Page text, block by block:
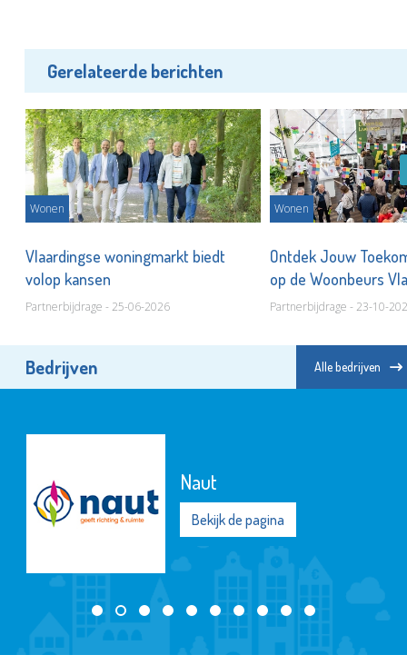
Gerelateerde berichten
Wonen
Vlaardingse woningmarkt biedt
volop kansen
Partnerbijdrage - 25-06-2026
Wonen
Ontdek Jouw
op de Woonbeurs
Partnerbijdrage - 23-10-
Bedrijven Alle bedrijven
Naut
Bekijk de pagina